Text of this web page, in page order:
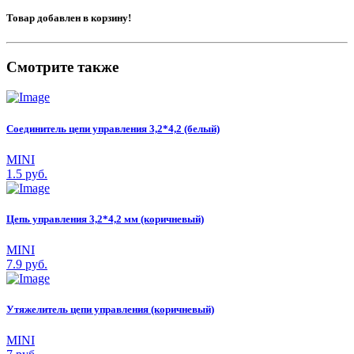
Товар добавлен в корзину!
Смотрите также
Соединитель цепи управления 3,2*4,2 (белый)
MINI
1.5 руб.
Цепь управления 3,2*4,2 мм (коричневый)
MINI
7.9 руб.
Утяжелитель цепи управления (коричневый)
MINI